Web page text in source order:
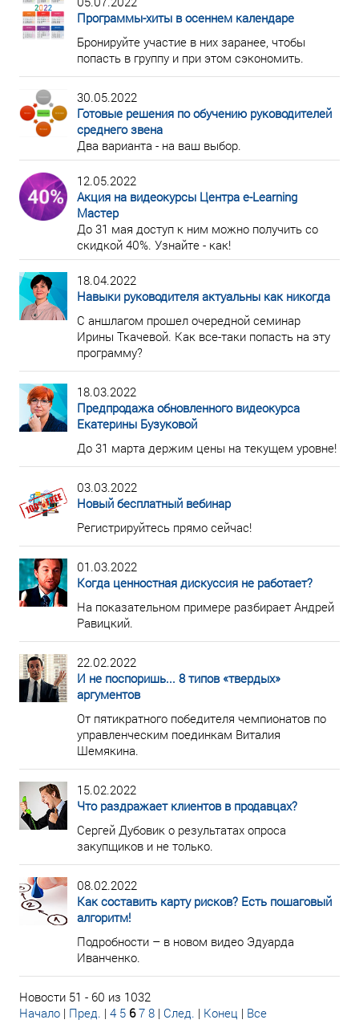
Программы-хиты в осеннем календаре
Бронируйте участие в них заранее, чтобы
попасть в группу и при этом сэкономить.
30.05.2022
Готовые решения по обучению руководителей
среднего звена
Два варианта - на ваш выбор.
12.05.2022
Акция на видеокурсы Центра e-Learning
Мастер
До 31 мая доступ к ним можно получить со
скидкой 40%. Узнайте - как!
18.04.2022
Навыки руководителя актуальны как никогда
С аншлагом прошел очередной семинар
Ирины Ткачевой. Как все-таки попасть на эту
программу?
18.03.2022
Предпродажа обновленного видеокурса
Екатерины Бузуковой
До 31 марта держим цены на текущем уровне!
03.03.2022
Новый бесплатный вебинар
Регистрируйтесь прямо сейчас!
01.03.2022
Когда ценностная дискуссия не работает?
На показательном примере разбирает Андрей
Равицкий.
22.02.2022
И не поспоришь... 8 типов «твердых»
аргументов
От пятикратного победителя чемпионатов по
управленческим поединкам Виталия
Шемякина.
15.02.2022
Что раздражает клиентов в продавцах?
Сергей Дубовик о результатах опроса
закупщиков и не только.
08.02.2022
Как составить карту рисков? Есть пошаговый
алгоритм!
Подробности – в новом видео Эдуарда
Иванченко.
Новости 51 - 60 из 1032
Начало | Пред. | 4 5 6 7 8 | След. | Конец | Все